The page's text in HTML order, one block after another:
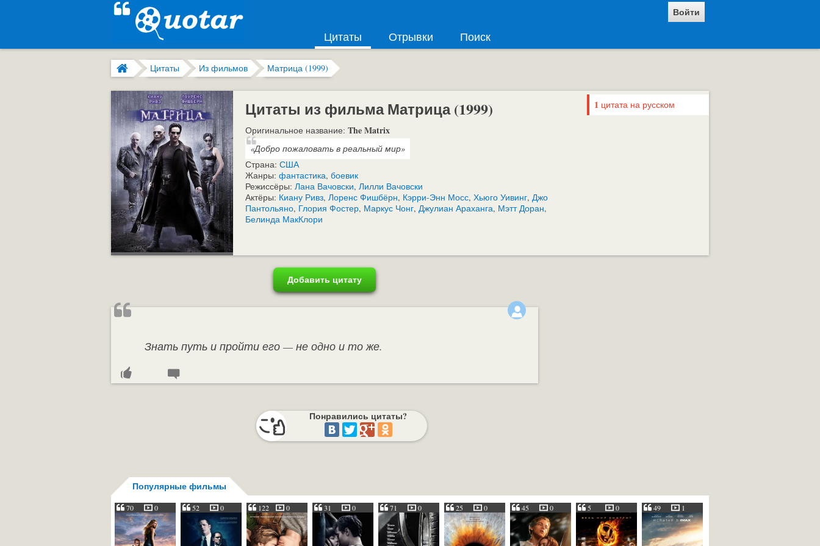
Войти
Цитаты Отрывки Поиск
Цитаты Из фильмов Матрица (1999)
Цитаты из фильма Матрица (1999)
Оригинальное название: The Matrix
«Добро пожаловать в реальный мир»
Страна: США
Жанры: фантастика, боевик
Режиссёры: Лана Вачовски, Лилли Вачовски
Актёры: Киану Ривз, Лоренс Фишбёрн, Кэрри-Энн Мосс, Хьюго Уивинг, Джо
Пантольяно, Глория Фостер, Маркус Чонг, Джулиан Араханга, Мэтт Доран,
Белинда МакКлори
1 цитата на русском
Добавить цитату
Знать путь и пройти его — не одно и то же.
Понравились цитаты?
Популярные фильмы
70 0 52 0 122 0 31 0 71 0 25 0 45 0 5 0 49 1